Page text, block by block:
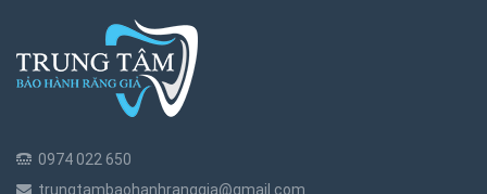
0974 022 650
trungtambaohanhranggia@gmail.com